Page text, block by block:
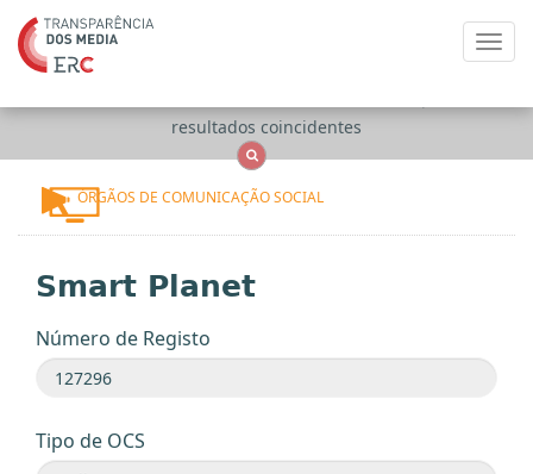
resultados coincidentes
ÓRGÃOS DE COMUNICAÇÃO SOCIAL
Smart Planet
Número de Registo
Tipo de OCS